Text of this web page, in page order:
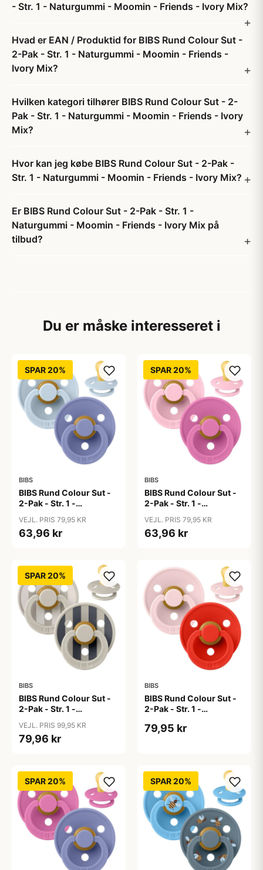
- Str. 1 - Naturgummi - Moomin - Friends - Ivory Mix?
Hvad er EAN / Produktid for BIBS Rund Colour Sut -
2-Pak - Str. 1 - Naturgummi - Moomin - Friends -
Ivory Mix?
Hvilken kategori tilhører BIBS Rund Colour Sut - 2-
Pak - Str. 1 - Naturgummi - Moomin - Friends - Ivory
Mix?
Hvor kan jeg købe BIBS Rund Colour Sut - 2-Pak -
Str. 1 - Naturgummi - Moomin - Friends - Ivory Mix?
Er BIBS Rund Colour Sut - 2-Pak - Str. 1 -
Naturgummi - Moomin - Friends - Ivory Mix på
tilbud?
Du er måske interesseret i
SPAR 20%
BIBS
BIBS Rund Colour Sut -
2-Pak - Str. 1 -
Blue/Peri
VEJL. PRIS 79,95 KR
63,96 kr
SPAR 20%
BIBS
BIBS Rund Colour Sut -
2-Pak - Str. 1 -
Pink/Bubblegum
VEJL. PRIS 79,95 KR
63,96 kr
SPAR 20%
BIBS
BIBS Rund Colour Sut -
2-Pak - Str. 1 -
Studio - Sand Mix
VEJL. PRIS 99,95 KR
79,96 kr
BIBS
BIBS Rund Colour Sut -
2-Pak - Str. 1 -
Blossom/Candy Apple
79,95 kr
SPAR 20% SPAR 20%